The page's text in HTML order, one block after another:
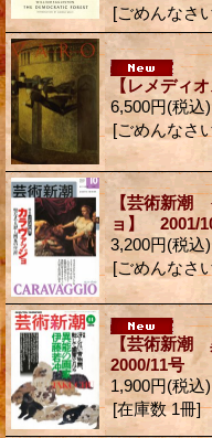
[ごめんなさ
【レメディ
6,500円(税込)
[ごめんなさ
【芸術新潮
ョ】 2001/
3,200円(税込)
[ごめんなさ
【芸術新
2000/11号
1,900円(税込)
[在庫数 1冊]